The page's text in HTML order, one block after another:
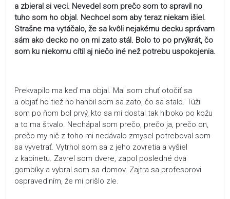
a zbieral si veci. Nevedel som prečo som to spravil no
tuho som ho objal. Nechcel som aby teraz niekam išiel.
Strašne ma vytáčalo, že sa kvôli nejakému decku správam
sám ako decko no on mi zato stál. Bolo to po prvýkrát, čo
som ku niekomu cítil aj niečo iné než potrebu uspokojenia.
Prekvapilo ma keď ma objal. Mal som chuť otočiť sa
a objať ho tiež no hanbil som sa zato, čo sa stalo. Túžil
som po ňom bol prvý, kto sa mi dostal tak hlboko po kožu
a to ma štvalo. Nechápal som prečo, prečo ja, prečo on,
prečo my nič z toho mi nedávalo zmysel potreboval som
sa vyvetrať. Vytrhol som sa z jeho zovretia a vyšiel
z kabinetu. Zavrel som dvere, zapol posledné dva
gombíky a vybral som sa domov. Zajtra sa profesorovi
ospravedlním, že mi prišlo zle.